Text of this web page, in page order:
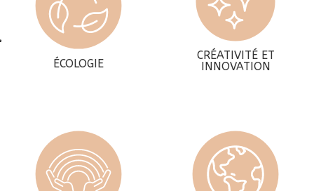
ÉCOLOGIE
CRÉATIVITÉ ET
INNOVATION